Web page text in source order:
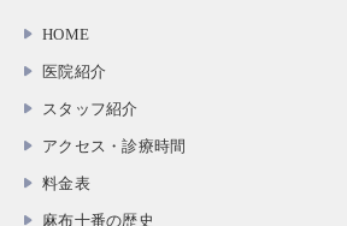
HOME
医院紹介
スタッフ紹介
アクセス・診療時間
料金表
麻布十番の歴史